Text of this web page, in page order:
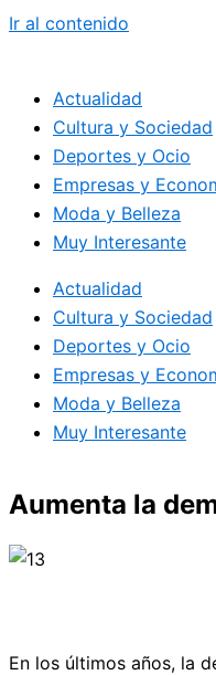
Ir al contenido
Actualidad
Cultura y Sociedad
Deportes y Ocio
Empresas y
Moda y Belleza
Muy Interesante
Actualidad
Cultura y Sociedad
Deportes y Ocio
Empresas y
Moda y Belleza
Muy Interesante
Aumenta la
En los últimos años, la